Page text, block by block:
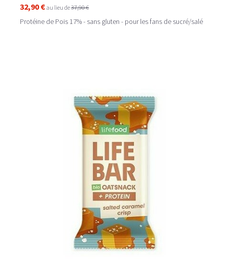
32,90 € au lieu de37,90 €
Protéine de Pois 17% - sans gluten - pour les fans de sucré/salé